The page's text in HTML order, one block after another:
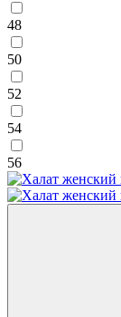
48
50
52
54
56